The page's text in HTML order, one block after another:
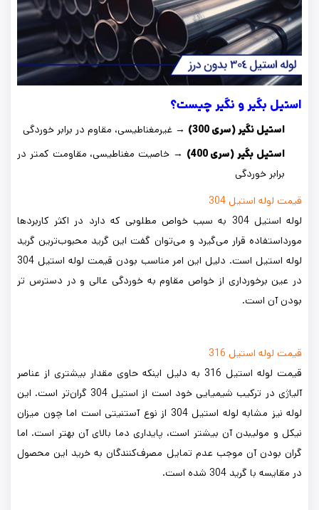
استیل بگیر و نگیر چیست؟
استیل نگیر (سری 300)
→ غیرمغناطیسی، مقاوم در برابر خوردگی
استیل بگیر (سری 400)
→ خاصیت مغناطیسی، مقاومت کمتر در
برابر خوردگی
قیمت لوله استیل 304
لوله استیل 304 به سبب خواص مطلوبی که دارد در اکثر کاربردها
مورداستفاده قرار می‌گیرد و می‌توان گفت این گرید محبوب‌ترین گرید
لوله استیل است. دلیل این امر مناسب بودن قیمت لوله استیل 304
در عین برخورداری از خواص مقاوم به خوردگی عالی و در دسترس تر
بودن آن است.
قیمت لوله استیل 316
قیمت لوله استیل 316 به دلیل اینکه حاوی مقدار بیشتری از عناصر
آلیاژی در ترکیب شیمیایی خود است از استیل 304 گران‌تر است. این
لوله نیز مشابه لوله استیل 304 از نوع آستنیتی است اما چون میزان
نیکل و مولیبدن آن بیشتر است، پایداری دما بالای آن بهتر است. اما
گران بودن آن موجب عدم تمایل مصرف‌کنندگان به خرید این محصول
در مقایسه با گرید 304 شده است.